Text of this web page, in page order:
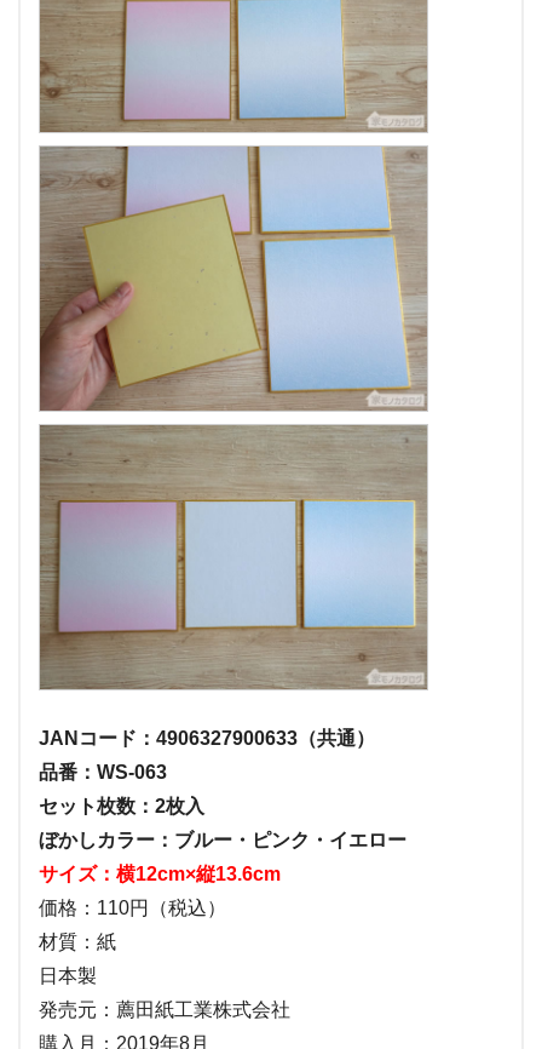
JANコード：4906327900633（共通）
品番：WS-063
セット枚数：2枚入
ぼかしカラー：ブルー・ピンク・イエロー
サイズ：横12cm×縦13.6cm
価格：110円（税込）
材質：紙
日本製
発売元：薦田紙工業株式会社
購入月：2019年8月